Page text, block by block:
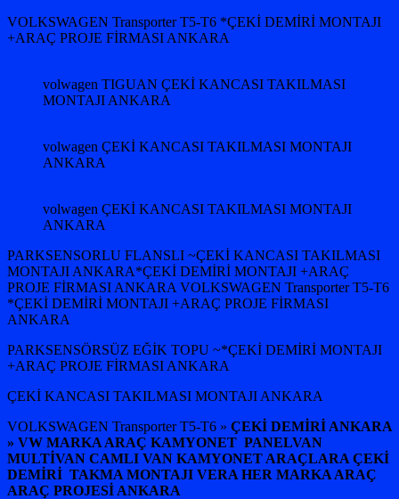
VOLKSWAGEN Transporter T5-T6 *ÇEKİ DEMİRİ MONTAJI
+ARAÇ PROJE FİRMASI ANKARA
volwagen TIGUAN ÇEKİ KANCASI TAKILMASI
MONTAJI ANKARA
volwagen ÇEKİ KANCASI TAKILMASI MONTAJI
ANKARA
volwagen ÇEKİ KANCASI TAKILMASI MONTAJI
ANKARA
PARKSENSORLU FLANSLI ~ÇEKİ KANCASI TAKILMASI
MONTAJI ANKARA*ÇEKİ DEMİRİ MONTAJI +ARAÇ
PROJE FİRMASI ANKARA VOLKSWAGEN Transporter T5-T6
*ÇEKİ DEMİRİ MONTAJI +ARAÇ PROJE FİRMASI
ANKARA
PARKSENSÖRSÜZ EĞİK TOPU ~*ÇEKİ DEMİRİ MONTAJI
+ARAÇ PROJE FİRMASI ANKARA
ÇEKİ KANCASI TAKILMASI MONTAJI ANKARA
VOLKSWAGEN Transporter T5-T6 » ÇEKİ DEMİRİ ANKARA
» VW MARKA ARAÇ KAMYONET PANELVAN
MULTİVAN CAMLI VAN KAMYONET ARAÇLARA ÇEKİ
DEMİRİ TAKMA MONTAJI VERA HER MARKA ARAÇ
ARAÇ PROJESİ ANKARA